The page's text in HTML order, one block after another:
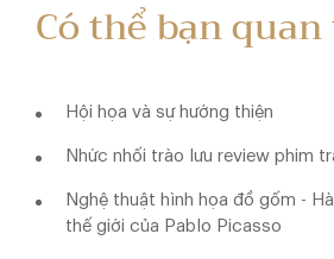
Có thể bạn
Hội họa và sự hướng thiện
Nhức nhối trào lưu review phim
Nghệ thuật hình họa đồ gốm -
thế giới của Pablo Picasso